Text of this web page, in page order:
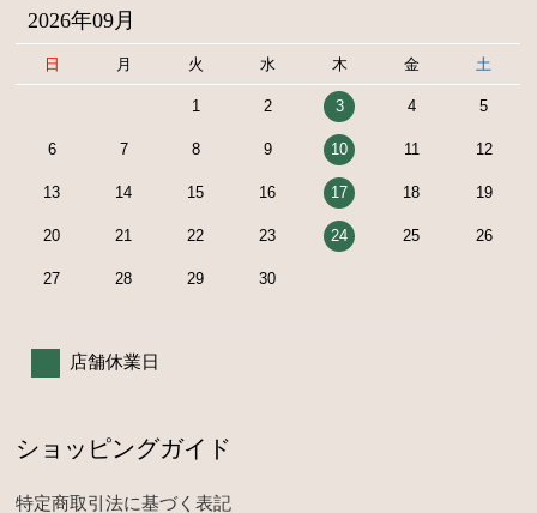
2026年09月
日 月 火 水 木 金 土
1 2 3 4 5
6 7 8 9 10 11 12
13 14 15 16 17 18 19
20 21 22 23 24 25 26
27 28 29 30
店舗休業日
ショッピングガイド
特定商取引法に基づく表記